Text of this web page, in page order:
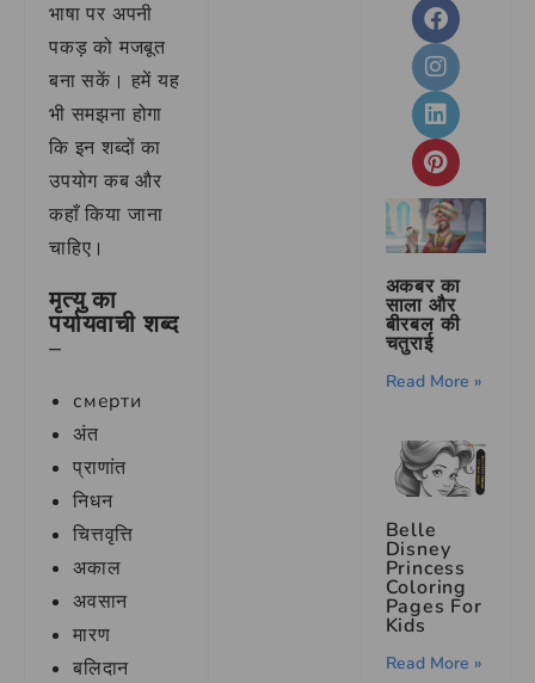
भाषा पर अपनी
पकड़ को मजबूत
बना सकें। हमें यह
भी समझना होगा
कि इन शब्दों का
उपयोग कब और
कहाँ किया जाना
चाहिए।
मृत्यु का
पर्यायवाची शब्द
–
смерти
अंत
प्राणांत
निधन
चित्तवृत्ति
अकाल
अवसान
मारण
बलिदान
अकबर का
साला और
बीरबल की
चतुराई
Read More »
Belle
Disney
Princess
Coloring
Pages For
Kids
Read More »